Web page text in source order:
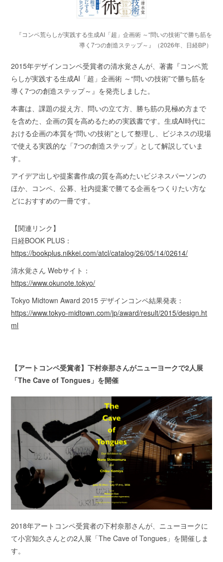
『コンペ荒らしが実践する生成AI「超」企画術 ～“問いの技術”で勝ち筋を
導く7つの創造ステップ～』（2026年、日経BP）
2015年デザインコンペ受賞者の清水覚さんが、著書『コンペ荒
らしが実践する生成AI「超」企画術 ～“問いの技術”で勝ち筋を
導く7つの創造ステップ～』を発売しました。
本書は、課題の捉え方、問いの立て方、勝ち筋の見極め方まで
を含めた、企画の質を高めるための実践書です。生成AI時代に
おける企画の本質を“問いの技術”として整理し、ビジネスの現場
で使える実践的な「7つの創造ステップ」として解説していま
す。
アイデア出しや提案書作成の質を高めたいビジネスパーソンの
ほか、コンペ、公募、社内提案で勝てる企画をつくりたい方な
どにおすすめの一冊です。
【関連リンク】
日経BOOK PLUS：
https://bookplus.nikkei.com/atcl/catalog/26/05/14/02614/
清水覚さん Webサイト：
https://www.okunote.tokyo/
Tokyo Midtown Award 2015 デザインコンペ結果発表：
https://www.tokyo-midtown.com/jp/award/result/2015/design.ht
ml
【アートコンペ受賞者】下村奈那さんがニューヨークで2人展
「The Cave of Tongues」を開催
2018年アートコンペ受賞者の下村奈那さんが、ニューヨークに
て小宮知久さんとの2人展「The Cave of Tongues」を開催しま
す。